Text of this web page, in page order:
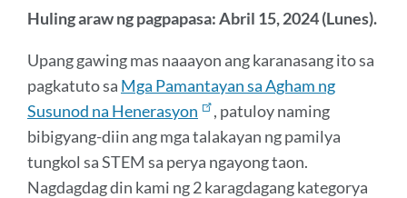
Huling araw ng pagpapasa: Abril 15, 2024 (Lunes).
Upang gawing mas naaayon ang karanasang ito sa
pagkatuto sa Mga Pamantayan sa Agham ng
Susunod na Henerasyon
, patuloy naming
bibigyang-diin ang mga talakayan ng pamilya
tungkol sa STEM sa perya ngayong taon.
Nagdagdag din kami ng 2 karagdagang kategorya